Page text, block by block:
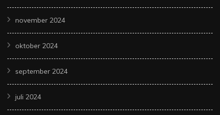
november 2024
oktober 2024
september 2024
juli 2024